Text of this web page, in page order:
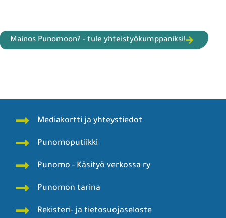
Mainos Punomoon? - tule yhteistyökumppaniksi!
Mediakortti ja yhteystiedot
Punomoputiikki
Punomo - Käsityö verkossa ry
Punomon tarina
Rekisteri- ja tietosuojaseloste